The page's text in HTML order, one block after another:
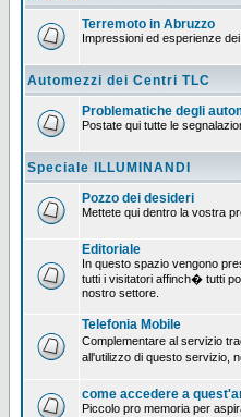
Terremoto in Abruzzo
Impressioni ed esperienze
Automezzi dei Centri TLC
Problematiche degli
Postate qui tutte le
Speciale ILLUMINANDI
Pozzo dei desideri
Mettete qui dentro la vostra
Editoriale
In questo spazio vengono
tutti i visitatori affinch� tutti
nostro settore.
Telefonia Mobile
Complementare al servizio
all'utilizzo di questo servizio,
come accedere a
Piccolo pro memoria per